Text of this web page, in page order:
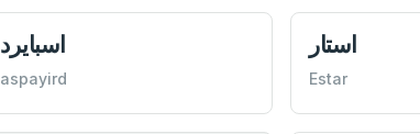
اسبايرد
aspayird
استار
Estar